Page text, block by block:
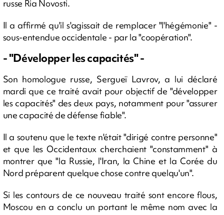
russe Ria Novosti.
Il a affirmé qu'il s'agissait de remplacer "l'hégémonie" -
sous-entendue occidentale - par la "coopération".
- "Développer les capacités" -
Son homologue russe, Sergueï Lavrov, a lui déclaré
mardi que ce traité avait pour objectif de "développer
les capacités" des deux pays, notamment pour "assurer
une capacité de défense fiable".
Il a soutenu que le texte n'était "dirigé contre personne"
et que les Occidentaux cherchaient "constamment" à
montrer que "la Russie, l'Iran, la Chine et la Corée du
Nord préparent quelque chose contre quelqu'un".
Si les contours de ce nouveau traité sont encore flous,
Moscou en a conclu un portant le même nom avec la